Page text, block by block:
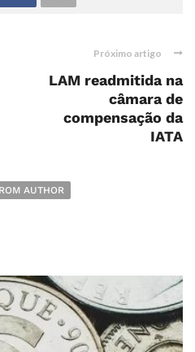
Próximo artigo
LAM readmitida na
câmara de
compensação da
IATA
AUTHOR